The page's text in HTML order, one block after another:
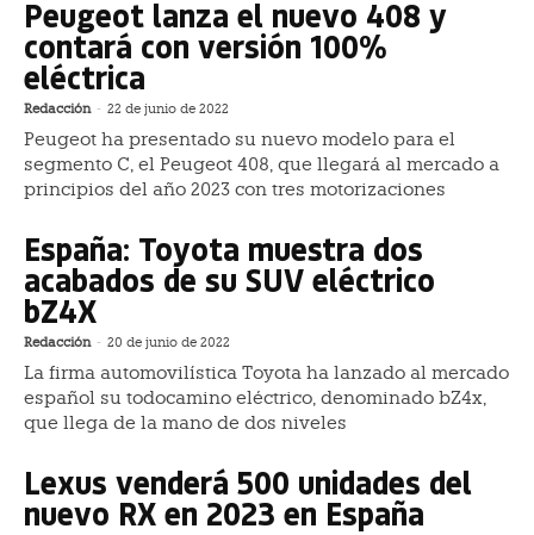
Peugeot lanza el nuevo 408 y
contará con versión 100%
eléctrica
Redacción - 22 de junio de 2022
Peugeot ha presentado su nuevo modelo para el
segmento C, el Peugeot 408, que llegará al mercado a
principios del año 2023 con tres motorizaciones
España: Toyota muestra dos
acabados de su SUV eléctrico
bZ4X
Redacción - 20 de junio de 2022
La firma automovilística Toyota ha lanzado al mercado
español su todocamino eléctrico, denominado bZ4x,
que llega de la mano de dos niveles
Lexus venderá 500 unidades del
nuevo RX en 2023 en España